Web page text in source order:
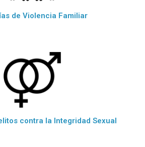
de Violencia Familiar
contra la Integridad Sexual